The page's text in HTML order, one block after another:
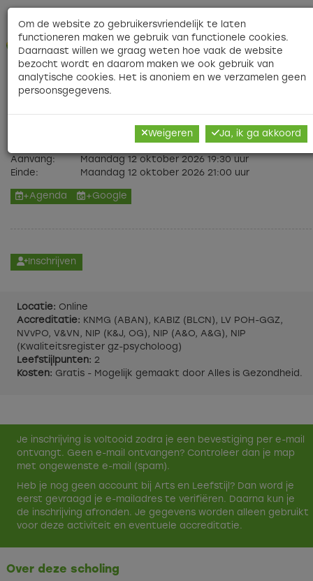
Nieuwe perspectieven op mentale
Aanvang:
Maandag 12 oktober 2026 19:30 uur
Einde:
Maandag 12 oktober 2026 21:00 uur
+Agenda +Google
Inschrijven
Locatie: Online
Accreditatie: KNMG (ABAN), KABIZ (BLCN), LV POH-GGZ,
NVvPO, V&VN, NIP (K&J, OG), NIP (A&O, A&G), NIP
(Kwaliteitsregister gz-psycholoog)
Leefstijlpunten: 2
Kosten: Gratis - Mogelijk gemaakt door Alles is Gezondheid.
Je inschrijving is voltooid zodra je een bevestiging per e-mail
ontvangt. Geen e-mail ontvangen? Controleer dan je map
met ongewenste e-mail (spam).
Heb je nog geen account bij Arts en Leefstijl? Dan word je
eerst gevraagd je e-mailadres te verifiëren. Daarna kun je
de inschrijving afronden. Je gegevens worden alleen gebruikt
voor deze activiteit en eventuele accreditatie.
Over deze scholing
Om de website zo gebruikersvriendelijk te laten
functioneren maken we gebruik van functionele cookies.
Daarnaast willen we graag weten hoe vaak de website
bezocht wordt en daarom maken we ook gebruik van
analytische cookies. Het is anoniem en we verzamelen geen
persoonsgegevens.
Weigeren Ja, ik ga akkoord